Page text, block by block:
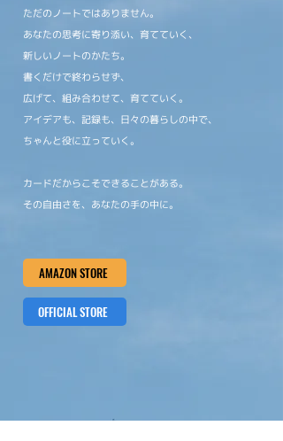
ただのノートではありません。
あなたの思考に寄り添い、育てていく、
新しいノートのかたち。
書くだけで終わらせず、
広げて、組み合わせて、育てていく。
アイデアも、記録も、日々の暮らしの中で、
ちゃんと役に立っていく。
カードだからこそできることがある。
その自由さを、あなたの手の中に。
AMAZON STORE
OFFICIAL STORE